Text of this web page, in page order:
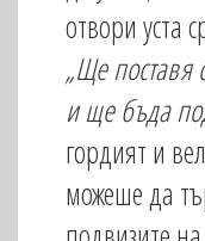
отвори уста
„Ще поставя
и ще бъда
гордият и
можеше да